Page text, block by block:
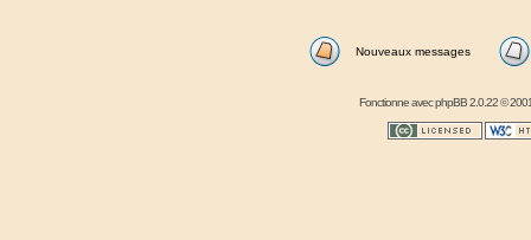
Nouveaux messages
Fonctionne avecphpBB2.0.22 ©